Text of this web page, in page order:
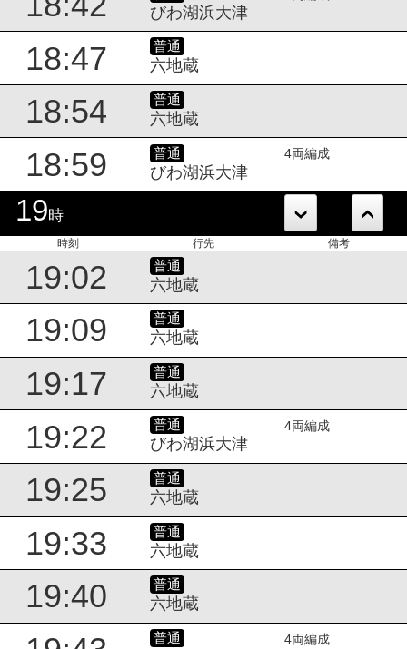
びわ湖浜大津
18:47 普通
六地蔵
18:54 普通
六地蔵
18:59 普通
びわ湖浜大津
4両編成
19時
時刻 行先 備考
19:02 普通
六地蔵
19:09 普通
六地蔵
19:17 普通
六地蔵
19:22 普通
びわ湖浜大津
4両編成
19:25 普通
六地蔵
19:33 普通
六地蔵
19:40 普通
六地蔵
普通 4両編成